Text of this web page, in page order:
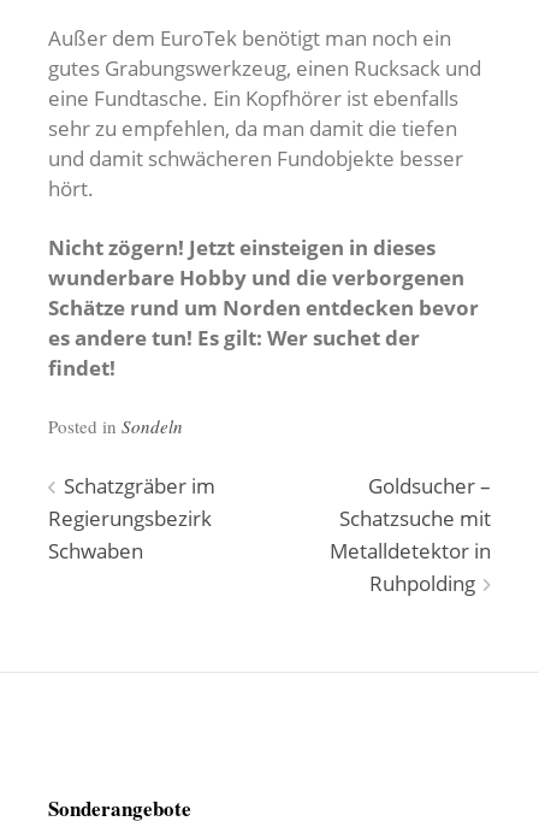
Außer dem EuroTek benötigt man noch ein
gutes Grabungswerkzeug, einen Rucksack und
eine Fundtasche. Ein Kopfhörer ist ebenfalls
sehr zu empfehlen, da man damit die tiefen
und damit schwächeren Fundobjekte besser
hört.
Nicht zögern! Jetzt einsteigen in dieses
wunderbare Hobby und die verborgenen
Schätze rund um Norden entdecken bevor
es andere tun! Es gilt: Wer suchet der
findet!
Posted in Sondeln
Beitragsnavigation
Schatzgräber im
Regierungsbezirk
Schwaben
Goldsucher –
Schatzsuche mit
Metalldetektor in
Ruhpolding
Sonderangebote